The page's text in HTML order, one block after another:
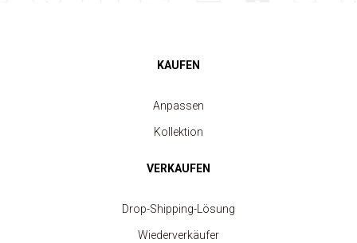
KAUFEN
Anpassen
Kollektion
VERKAUFEN
Drop-Shipping-Lösung
Wiederverkäufer